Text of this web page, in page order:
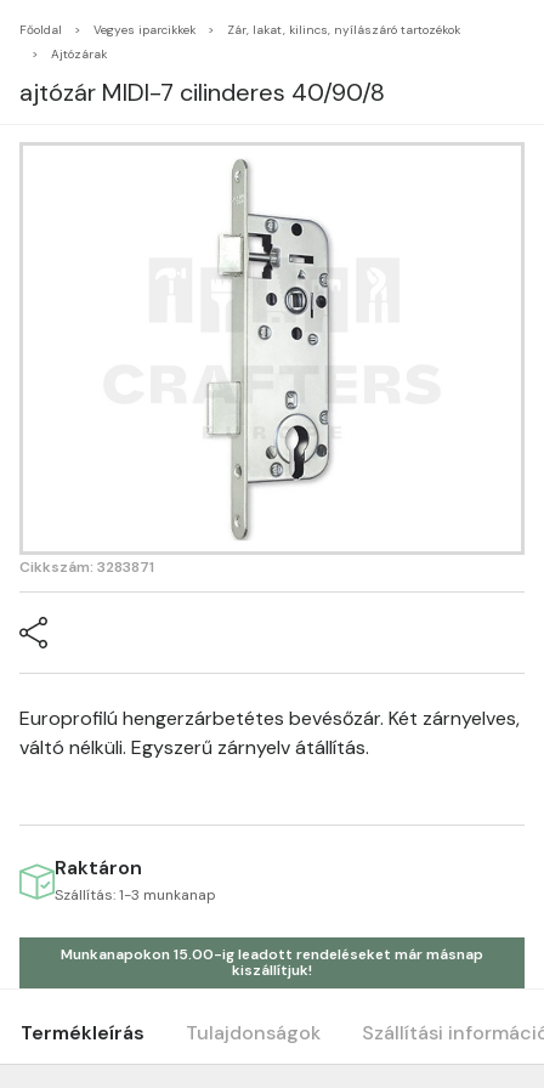
Főoldal Vegyes iparcikkek
Zár, lakat, kilincs, nyílászáró tartozékok
Ajtózárak
ajtózár MIDI-7 cilinderes 40/90/8
Cikkszám: 3283871
Europrofilú hengerzárbetétes bevésőzár. Két zárnyelves,
váltó nélküli. Egyszerű zárnyelv átállítás.
Raktáron
Szállítás: 1-3 munkanap
Munkanapokon 15.00-ig leadott rendeléseket már másnap
kiszállítjuk!
Termékleírás Tulajdonságok Szállítási